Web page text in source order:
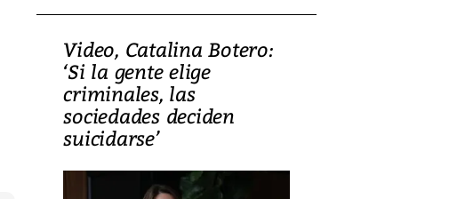
Video, Catalina Botero:
‘Si la gente elige
criminales, las
sociedades deciden
suicidarse’